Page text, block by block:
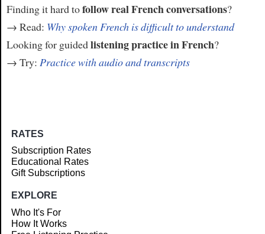
Finding it hard tofollow real French conversations?
→ Read: Why spoken French is difficult to understand
Looking for guidedlistening practice in French?
→ Try: Practice with audio and transcripts
RATES
Subscription Rates
Educational Rates
Gift Subscriptions
EXPLORE
Who It's For
How It Works